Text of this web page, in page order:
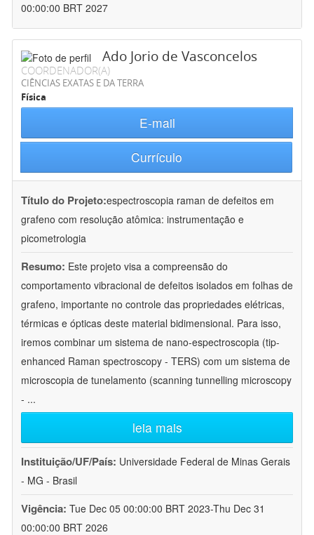
00:00:00 BRT 2027
Ado Jorio de Vasconcelos
COORDENADOR(A)
CIÊNCIAS EXATAS E DA TERRA
Física
E-mail
Currículo
Título do Projeto:espectroscopia raman de defeitos em
grafeno com resolução atômica: instrumentação e
picometrologia
Resumo: Este projeto visa a compreensão do
comportamento vibracional de defeitos isolados em folhas de
grafeno, importante no controle das propriedades elétricas,
térmicas e ópticas deste material bidimensional. Para isso,
iremos combinar um sistema de nano-espectroscopia (tip-
enhanced Raman spectroscopy - TERS) com um sistema de
microscopia de tunelamento (scanning tunnelling microscopy
- ...
leia mais
Instituição/UF/País: Universidade Federal de Minas Gerais
- MG - Brasil
Vigência: Tue Dec 05 00:00:00 BRT 2023-Thu Dec 31
00:00:00 BRT 2026